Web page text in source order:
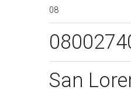
08
San